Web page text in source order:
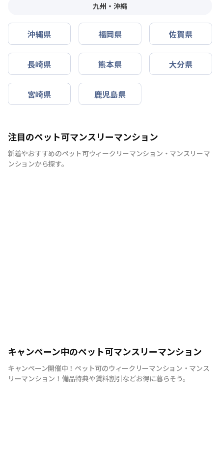
九州・沖縄
沖縄県 福岡県 佐賀県
長崎県 熊本県 大分県
宮崎県 鹿児島県
注目のペット可マンスリーマンション
新着やおすすめのペット可ウィークリーマンション・マンスリーマ
ンションから探す。
キャンペーン中のペット可マンスリーマンション
キャンペーン開催中！ペット可のウィークリーマンション・マンス
リーマンション！備品特典や賃料割引などお得に暮らそう。